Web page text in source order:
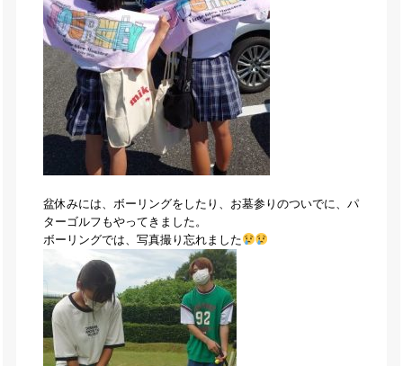
盆休みには、ボーリングをしたり、お墓参りのついでに、パ
ターゴルフもやってきました。
ボーリングでは、写真撮り忘れました